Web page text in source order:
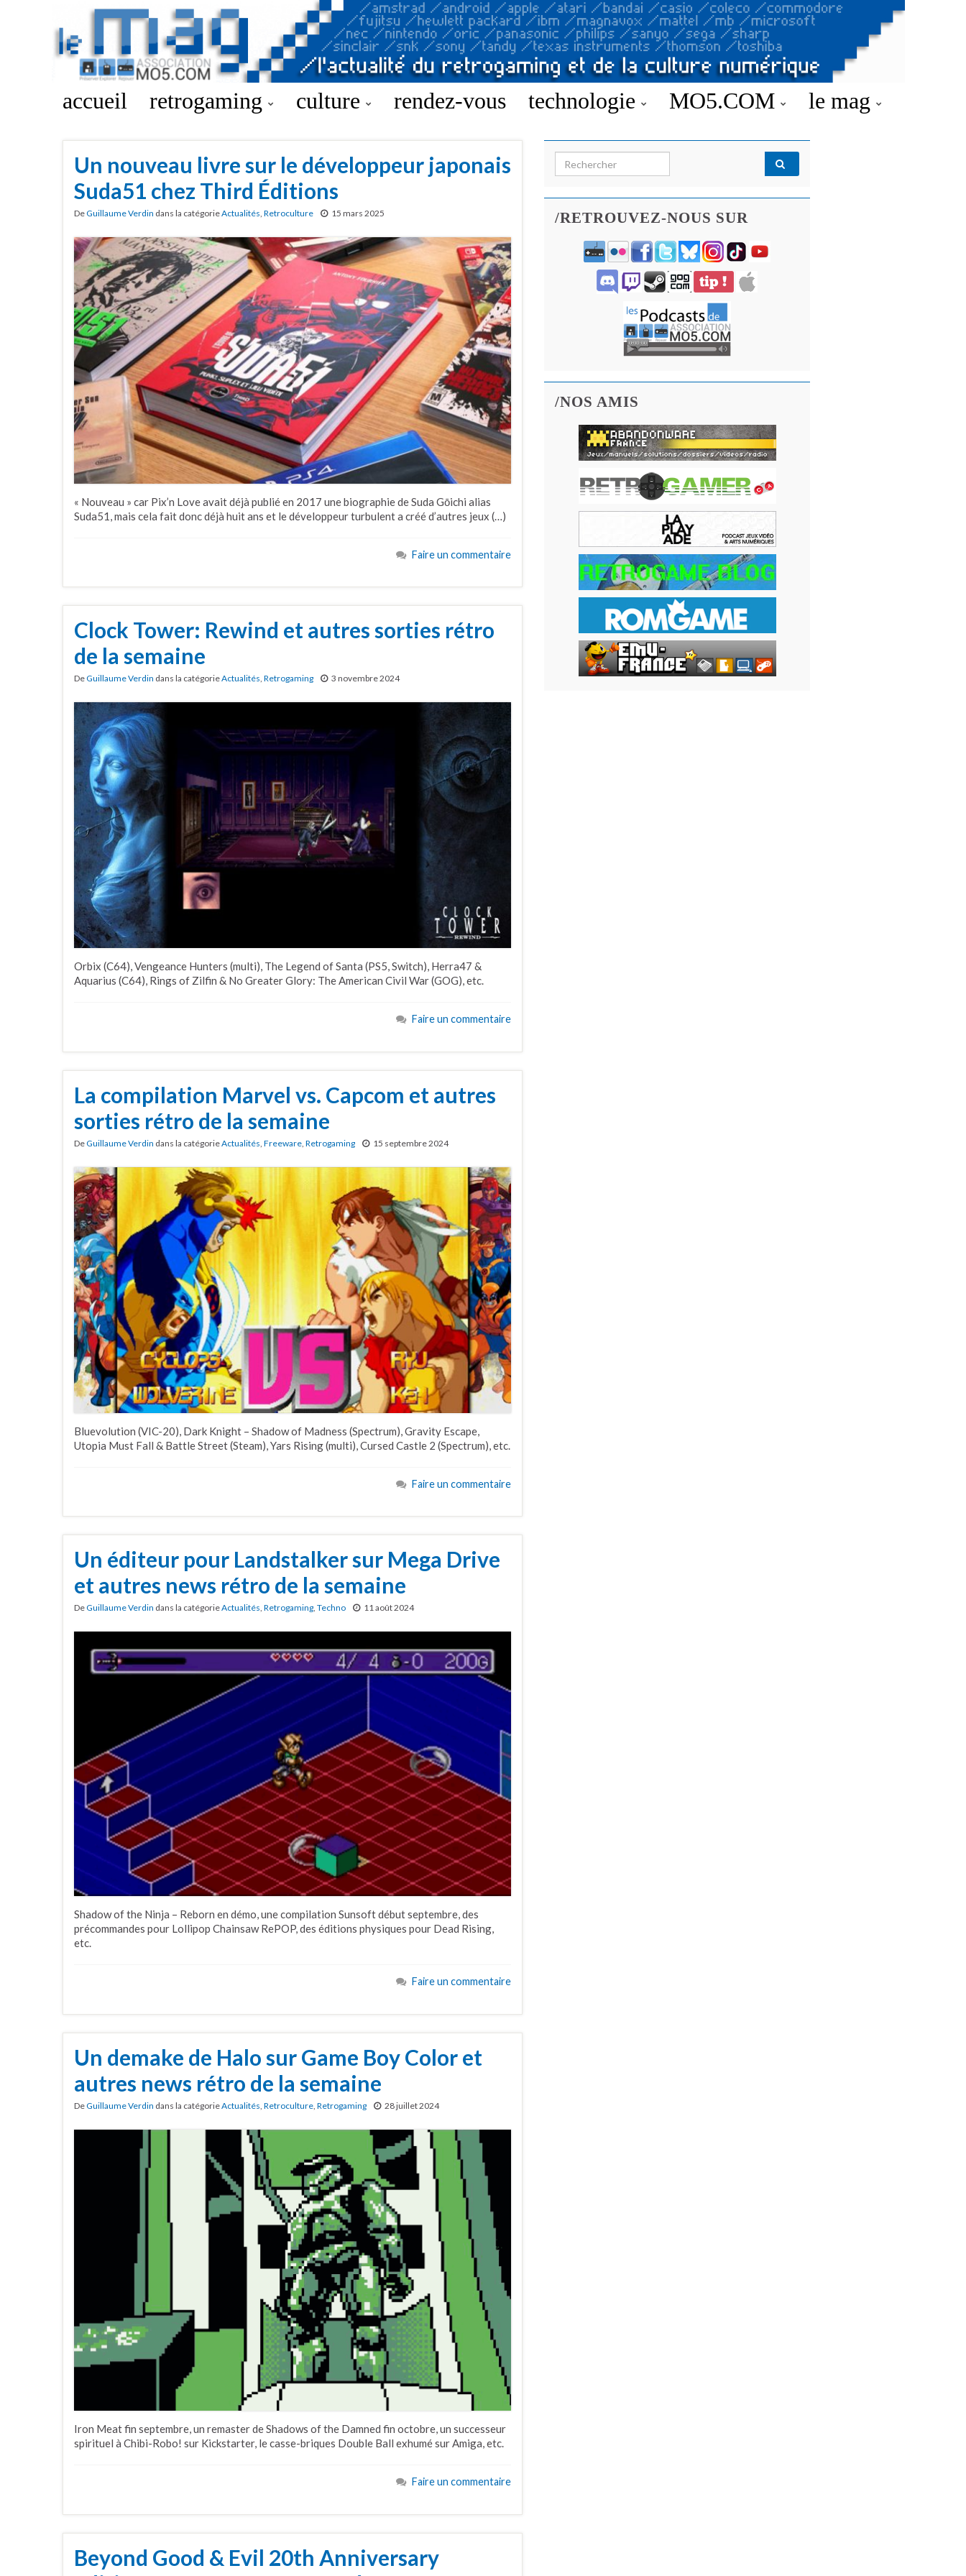
accueil retrogaming culture rendez-vous technologie MO5.COM le mag
Un nouveau livre sur le développeur japonais
Suda51 chez Third Éditions
DeGuillaume Verdin dans la catégorieActualités, Retroculture 15 mars 2025
« Nouveau » car Pix’n Love avait déjà publié en 2017 une biographie de Suda Gōichi alias
Suda51, mais cela fait donc déjà huit ans et le développeur turbulent a créé d’autres jeux (…)
Faire un commentaire
Clock Tower: Rewind et autres sorties rétro
de la semaine
DeGuillaume Verdin dans la catégorieActualités, Retrogaming 3 novembre 2024
Orbix (C64), Vengeance Hunters (multi), The Legend of Santa (PS5, Switch), Herra47 &
Aquarius (C64), Rings of Zilfin & No Greater Glory: The American Civil War (GOG), etc.
Faire un commentaire
La compilation Marvel vs. Capcom et autres
sorties rétro de la semaine
DeGuillaume Verdin dans la catégorieActualités Freeware Retrogaming 15 septembre 2024
Bluevolution (VIC-20), Dark Knight – Shadow of Madness (Spectrum), Gravity Escape,
Utopia Must Fall & Battle Street (Steam), Yars Rising (multi), Cursed Castle 2 (Spectrum), etc.
Faire un commentaire
Un éditeur pour Landstalker sur Mega Drive
et autres news rétro de la semaine
DeGuillaume Verdin dans la catégorieActualités, Retrogaming, Techno 11 août 2024
Shadow of the Ninja – Reborn en démo, une compilation Sunsoft début septembre, des
précommandes pour Lollipop Chainsaw RePOP, des éditions physiques pour Dead Rising,
etc.
Faire un commentaire
Un demake de Halo sur Game Boy Color et
autres news rétro de la semaine
DeGuillaume Verdin dans la catégorieActualités Retroculture Retrogaming 28 juillet 2024
Iron Meat fin septembre, un remaster de Shadows of the Damned fin octobre, un successeur
spirituel à Chibi-Robo! sur Kickstarter, le casse-briques Double Ball exhumé sur Amiga, etc.
Faire un commentaire
Beyond Good & Evil 20th Anniversary
Search for:
/RETROUVEZ-NOUS SUR
/NOS AMIS